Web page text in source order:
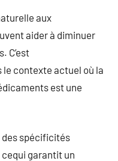
aux
aider à diminuer
C’est
contexte actuel où la
est une
spécificités
garantit un